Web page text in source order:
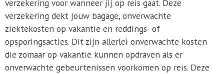
verzekering voor wanneer jij op reis gaat. Deze
verzekering dekt jouw bagage, onverwachte
ziektekosten op vakantie en reddings- of
opsporingsacties. Dit zijn allerlei onverwachte kosten
die zomaar op vakantie kunnen opdraven als er
onverwachte gebeurtenissen voorkomen op reis. Deze